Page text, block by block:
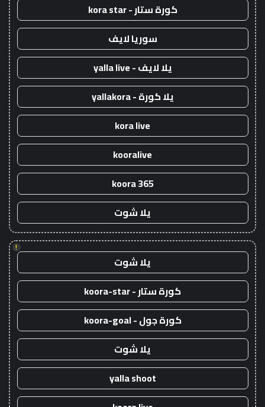
كورة ستار - kora star
سوريا لايف
يلا لايف - yalla live
يلا كورة - yallakora
kora live
kooralive
koora 365
يلا شوت
!
يلا شوت
كورة ستار - koora-star
كورة جول - koora-goal
يلا شوت
yalla shoot